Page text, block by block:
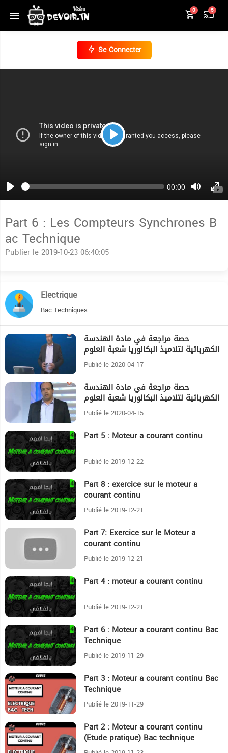
0 5
Se Connecter
Play
Seek Current
00:00
Toggle
Part 6 : Les Compteurs Synchrones B
ac Technique
Publier le 2019-10-23 06:40:05
Electrique
Bac Techniques
حصة مراجعة في مادة الهندسة
الكهربائية لتلاميذ البكالوريا شعبة العلوم
التقنية الحصة الثانية
Publié le 2020-04-17
حصة مراجعة في مادة الهندسة
الكهربائية لتلاميذ البكالوريا شعبة العلوم
التقنية الحصة الأولى
Publié le 2020-04-15
7:25 Part 5 : Moteur a courant continu
Publié le 2019-12-22
15:16 Part 8 : exercice sur le moteur a
courant continu
Publié le 2019-12-21
Part 7: Exercice sur le Moteur a
courant continu
Publié le 2019-12-21
13:17 Part 4 : moteur a courant continu
Publié le 2019-12-21
12:47 Part 6 : Moteur a courant continu Bac
Technique
Publié le 2019-11-29
4 Part 3 : Moteur a courant continu Bac
Technique
Publié le 2019-11-29
2:39 Part 2 : Moteur a courant continu
(Etude pratique) Bac technique